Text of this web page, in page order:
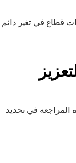
قطاع في تغير دائم
المراجعة في تحديد